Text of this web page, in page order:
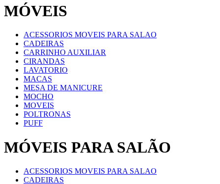
MÓVEIS
ACESSORIOS MOVEIS PARA SALAO
CADEIRAS
CARRINHO AUXILIAR
CIRANDAS
LAVATORIO
MACAS
MESA DE MANICURE
MOCHO
MOVEIS
POLTRONAS
PUFF
MÓVEIS PARA SALÃO
ACESSORIOS MOVEIS PARA SALAO
CADEIRAS